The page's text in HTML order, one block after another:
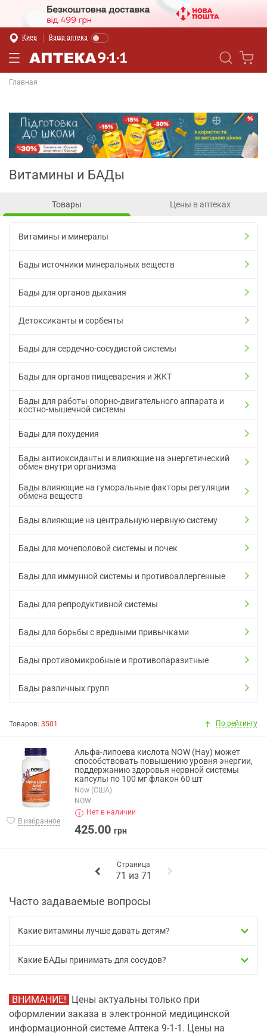
Киев Ваша аптека
Главная
Витамины и БАДы
Товары Цены в аптеках
Витамины и минералы
Бады источники минеральных веществ
Бады для органов дыхания
Детоксиканты и сорбенты
Бады для сердечно-сосудистой системы
Бады для органов пищеварения и ЖКТ
Бады для работы опорно-двигательного аппарата и
костно-мышечной системы
Бады для похудения
Бады антиоксиданты и влияющие на энергетический
обмен внутри организма
Бады влияющие на гуморальные факторы регуляции
обмена веществ
Бады влияющие на центральную нервную систему
Бады для мочеполовой системы и почек
Бады для иммунной системы и противоаллергенные
Бады для репродуктивной системы
Бады для борьбы с вредными привычками
Бады противомикробные и противопаразитные
Бады различных групп
Товаров: 3501 По рейтингу
В избранное
Альфа-липоева кислота NOW (Нау) может
способствовать повышению уровня энергии,
поддержанию здоровья нервной системы
капсулы по 100 мг флакон 60 шт
Now (США)
NOW
Нет в наличии
425.00 грн
Страница
71 из 71
Часто задаваемые вопросы
Какие витамины лучше давать детям?
Какие БАДы принимать для сосудов?
ВНИМАНИЕ!
Цены актуальны только при
оформлении заказа в электронной медицинской
информационной системе Аптека 9-1-1. Цены на